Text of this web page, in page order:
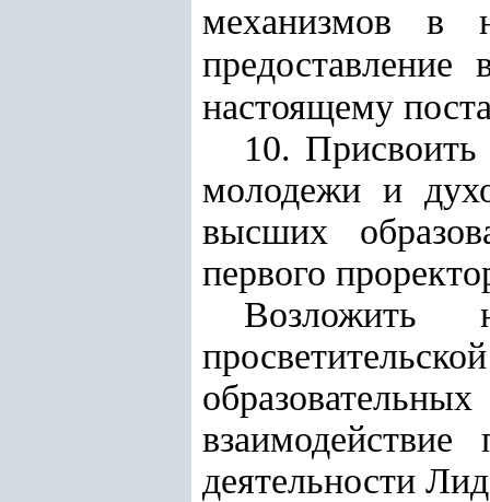
механизмов в
настоящему
10. Присвоить
молодежи и
высших
первого
Возложить
деятельности